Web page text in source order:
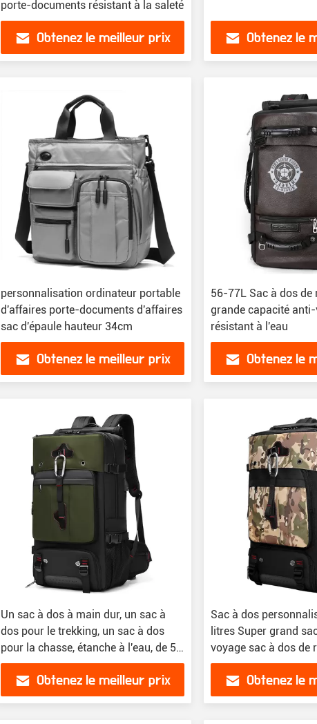
porte-documents résistant à la saleté
Obtenez le meilleur prix Obtenez le
personnalisation ordinateur portable
d'affaires porte-documents d'affaires
sac d'épaule hauteur 34cm
Obtenez le meilleur prix
56-77L Sac à dos de
grande capacité
résistant à l'eau
Obtenez le
Un sac à dos à main dur, un sac à
dos pour le trekking, un sac à dos
pour la chasse, étanche à l'eau, de 56
litres.
Obtenez le meilleur prix
Sac à dos
litres Super grand
voyage sac à dos de
hommes
Obtenez le